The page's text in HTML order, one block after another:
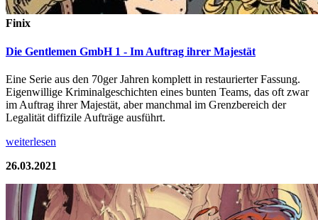
Finix
Die Gentlemen GmbH 1 - Im Auftrag ihrer Majestät
Eine Serie aus den 70ger Jahren komplett in restaurierter Fassung.
Eigenwillige Kriminalgeschichten eines bunten Teams, das oft zwar
im Auftrag ihrer Majestät, aber manchmal im Grenzbereich der
Legalität diffizile Aufträge ausführt.
weiterlesen
26.03.2021